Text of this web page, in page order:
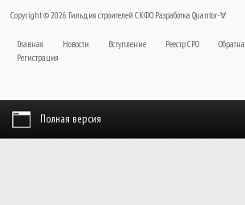
Copyright © 2026. Гильдия строителей СКФО. Разработка Quantor-∀
Главная Новости Вступление Реестр СРО
Регистрация
Полная версия